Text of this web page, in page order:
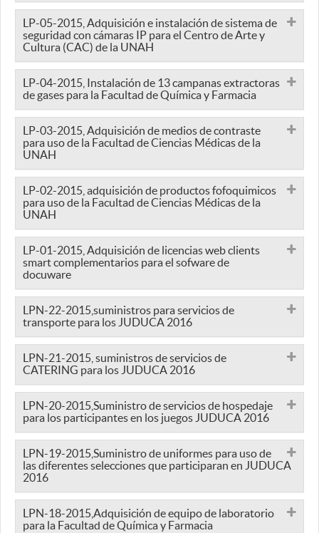
LP-05-2015, Adquisición e instalación de sistema de
seguridad con cámaras IP para el Centro de Arte y
Cultura (CAC) de la UNAH
LP-04-2015, Instalación de 13 campanas extractoras
de gases para la Facultad de Química y Farmacia
LP-03-2015, Adquisición de medios de contraste
para uso de la Facultad de Ciencias Médicas de la
UNAH
LP-02-2015, adquisición de productos fofoquimicos
para uso de la Facultad de Ciencias Médicas de la
UNAH
LP-01-2015, Adquisición de licencias web clients
smart complementarios para el sofware de
docuware
LPN-22-2015,suministros para servicios de
transporte para los JUDUCA 2016
LPN-21-2015, suministros de servicios de
CATERING para los JUDUCA 2016
LPN-20-2015,Suministro de servicios de hospedaje
para los participantes en los juegos JUDUCA 2016
LPN-19-2015,Suministro de uniformes para uso de
las diferentes selecciones que participaran en JUDUCA
2016
LPN-18-2015,Adquisición de equipo de laboratorio
para la Facultad de Química y Farmacia